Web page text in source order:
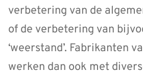
verbetering van de
of de verbetering van
‘weerstand’. Fabrikanten
werken dan ook met